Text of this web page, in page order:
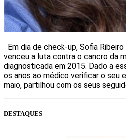
Em dia de check-up, Sofia
venceu a luta contra o cancro da
diagnosticada em 2015. Dado a
os anos ao médico verificar o seu
maio, partilhou com os seus
DESTAQUES